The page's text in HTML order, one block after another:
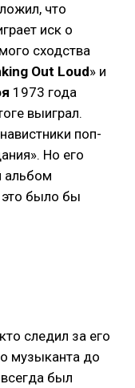
что
иск о
сходства
Out Loud» и
1973 года
выиграл.
поп-
Но его
альбом
это было бы
следил за его
музыканта до
был